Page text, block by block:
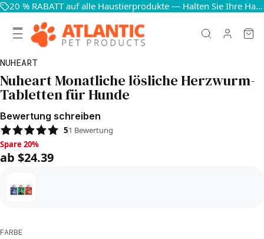
20 % RABATT auf alle Haustierprodukte — Halten Sie Ihre Haustiere glücklich und gesund
NUHEART
Nuheart Monatliche lösliche Herzwurm-
Tabletten für Hunde
Bewertung schreiben
51 Bewertung
Spare 20%, ab $24.39
Spare 20%
ab $24.39
FARBE